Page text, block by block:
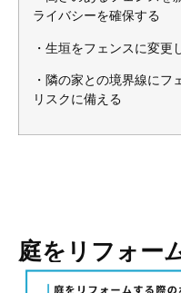
ライバシーを確保する
・生垣をフェンスに変
・隣の家との境界線に
リスクに備える
庭をリフォー